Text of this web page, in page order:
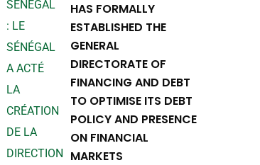
HAS FORMALLY
ESTABLISHED THE
GENERAL
DIRECTORATE OF
FINANCING AND DEBT
TO OPTIMISE ITS DEBT
POLICY AND PRESENCE
ON FINANCIAL
MARKETS